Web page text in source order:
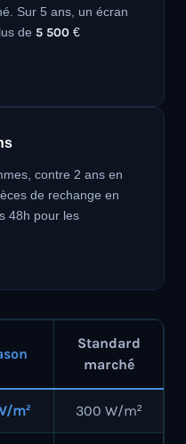
Sur 5 ans, un écran
de 5 500 €
contre 2 ans en
de rechange en
48h pour les
Standard
marché
m² 300 W/m²